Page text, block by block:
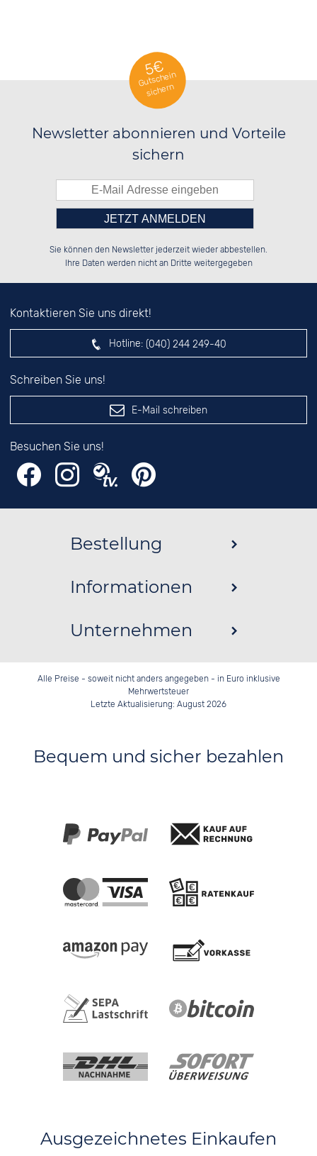
5€
Gutschein
sichern
Newsletter abonnieren und Vorteile
sichern
██░░██░░░░░░██░░░░░░██░░██░░░░░░
██████░░░░████░░░░████░░██████░░
░░░░██░░░░░░██░░░░░░██░░░░░░██░░
Bitte tragen Sie die Zahl in
das nebenstehende Feld ein.
Sie können den Newsletter jederzeit wieder abbestellen.
Ihre Daten werden nicht an Dritte weitergegeben
Kontaktieren Sie uns direkt!
Hotline: (040) 244 249-40
Schreiben Sie uns!
E-Mail schreiben
Besuchen Sie uns!
Bestellung
Informationen
Unternehmen
Alle Preise - soweit nicht anders angegeben - in Euro inklusive
Mehrwertsteuer
Letzte Aktualisierung: August 2026
Bequem und sicher bezahlen
Ausgezeichnetes Einkaufen